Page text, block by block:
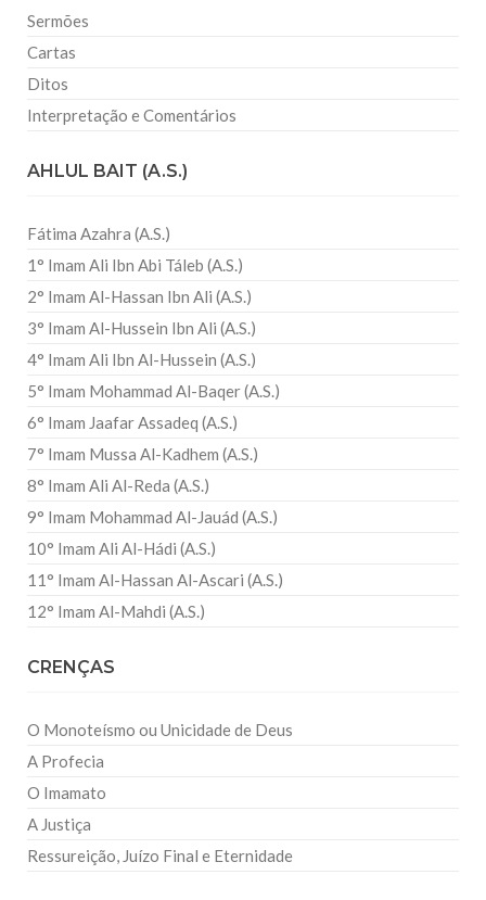
Sermões
Cartas
Ditos
Interpretação e Comentários
AHLUL BAIT (A.S.)
Fátima Azahra (A.S.)
1° Imam Ali Ibn Abi Táleb (A.S.)
2° Imam Al-Hassan Ibn Ali (A.S.)
3° Imam Al-Hussein Ibn Ali (A.S.)
4° Imam Ali Ibn Al-Hussein (A.S.)
5° Imam Mohammad Al-Baqer (A.S.)
6° Imam Jaafar Assadeq (A.S.)
7° Imam Mussa Al-Kadhem (A.S.)
8° Imam Ali Al-Reda (A.S.)
9° Imam Mohammad Al-Jauád (A.S.)
10° Imam Ali Al-Hádi (A.S.)
11° Imam Al-Hassan Al-Ascari (A.S.)
12° Imam Al-Mahdi (A.S.)
CRENÇAS
O Monoteísmo ou Unicidade de Deus
A Profecia
O Imamato
A Justiça
Ressureição, Juízo Final e Eternidade